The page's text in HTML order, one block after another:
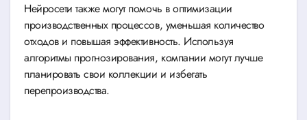
Нейросети также могут помочь в оптимизации
производственных процессов, уменьшая количество
отходов и повышая эффективность. Используя
алгоритмы прогнозирования, компании могут лучше
планировать свои коллекции и избегать
перепроизводства.